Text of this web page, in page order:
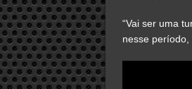
“Vai ser uma
nesse período,